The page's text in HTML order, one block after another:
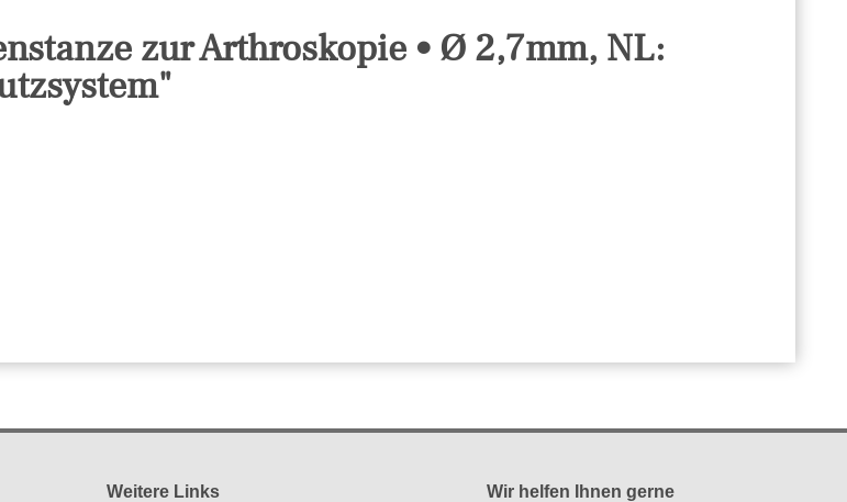
zur Arthroskopie • Ø 2,7mm, NL:
Weitere Links Wir helfen Ihnen gerne